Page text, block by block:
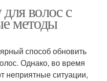
волос с
методы
способ обновить
Однако, во время
неприятные ситуации,